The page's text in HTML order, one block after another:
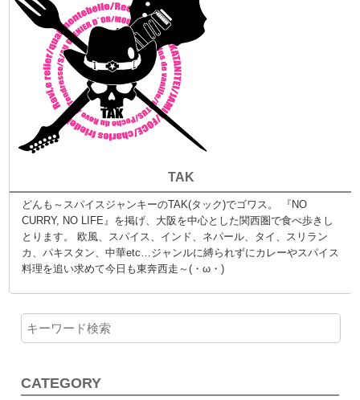
TAK
どんも～スパイスジャンキーのTAK(タック)でゴワス。 『NO
CURRY, NO LIFE』を掲げ、大阪を中心とした関西圏で食べ歩きし
とります。 欧風、スパイス、インド、ネパール、タイ、スリラン
カ、パキスタン、中華etc…ジャンルに縛られずにカレーやスパイス
料理を追い求めて今日も東奔西走～(・ω・)
CATEGORY